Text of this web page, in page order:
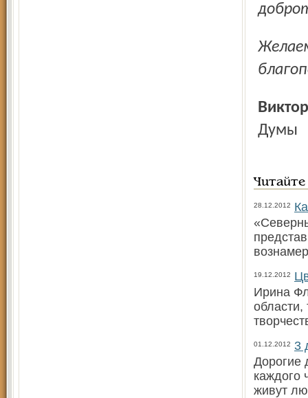
Желаем всем вам крепкого здоровья, счастья,
Думы
28.12.2012
19.12.2012
Ирина
01.12.2012
3
Дорогие
каждого
живут